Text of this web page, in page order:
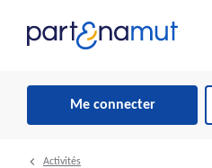
Me connecter
Activités